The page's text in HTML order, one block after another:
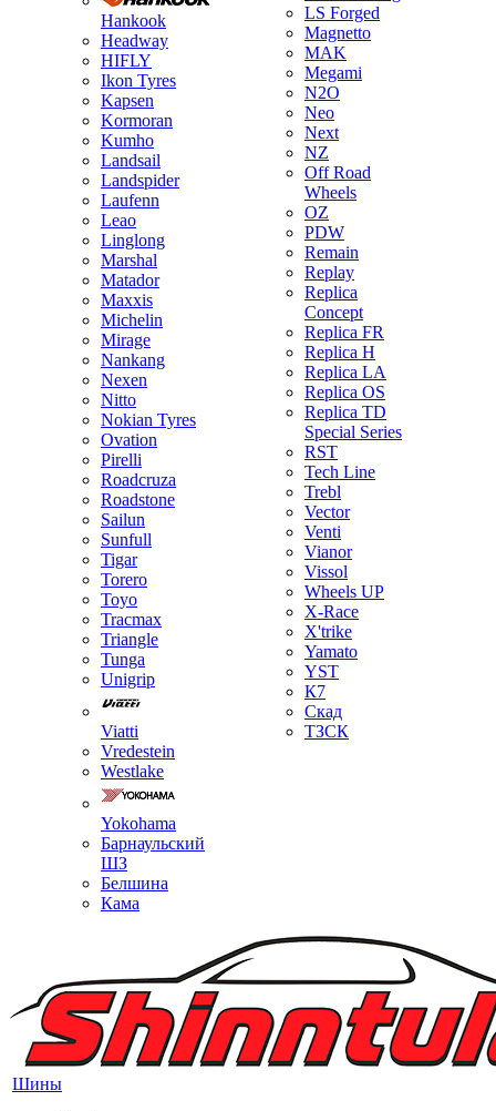
Hankook
Headway
HIFLY
Ikon Tyres
Kapsen
Kormoran
Kumho
Landsail
Landspider
Laufenn
Leao
Linglong
Marshal
Matador
Maxxis
Michelin
Mirage
Nankang
Nexen
Nitto
Nokian Tyres
Ovation
Pirelli
Roadcruza
Roadstone
Sailun
Sunfull
Tigar
Torero
Toyo
Tracmax
Triangle
Tunga
Unigrip
Viatti
Vredestein
Westlake
Yokohama
Барнаульский
ШЗ
Белшина
Кама
LS Forged
Magnetto
MAK
Megami
N2O
Neo
Next
NZ
Off Road
Wheels
OZ
PDW
Remain
Replay
Replica
Concept
Replica FR
Replica H
Replica LA
Replica OS
Replica TD
Special Series
RST
Tech Line
Trebl
Vector
Venti
Vianor
Vissol
Wheels UP
X-Race
X'trike
Yamato
YST
К7
Скад
ТЗСК
Шины